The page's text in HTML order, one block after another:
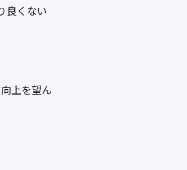
良くない
上を望ん